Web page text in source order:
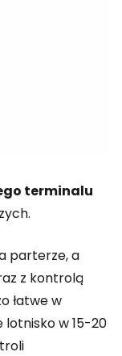
terminalu
parterze, a
z kontrolą
łatwe w
lotnisko w 15-20